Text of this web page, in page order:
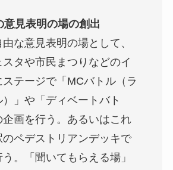
意見表明の場の創出
な意見表明の場として、
スタや市民まつりなどのイ
テージで「MCバトル（ラ
）」や「ディベートバト
企画を行う。あるいはこれ
のペデストリアンデッキで
。「聞いてもらえる場」